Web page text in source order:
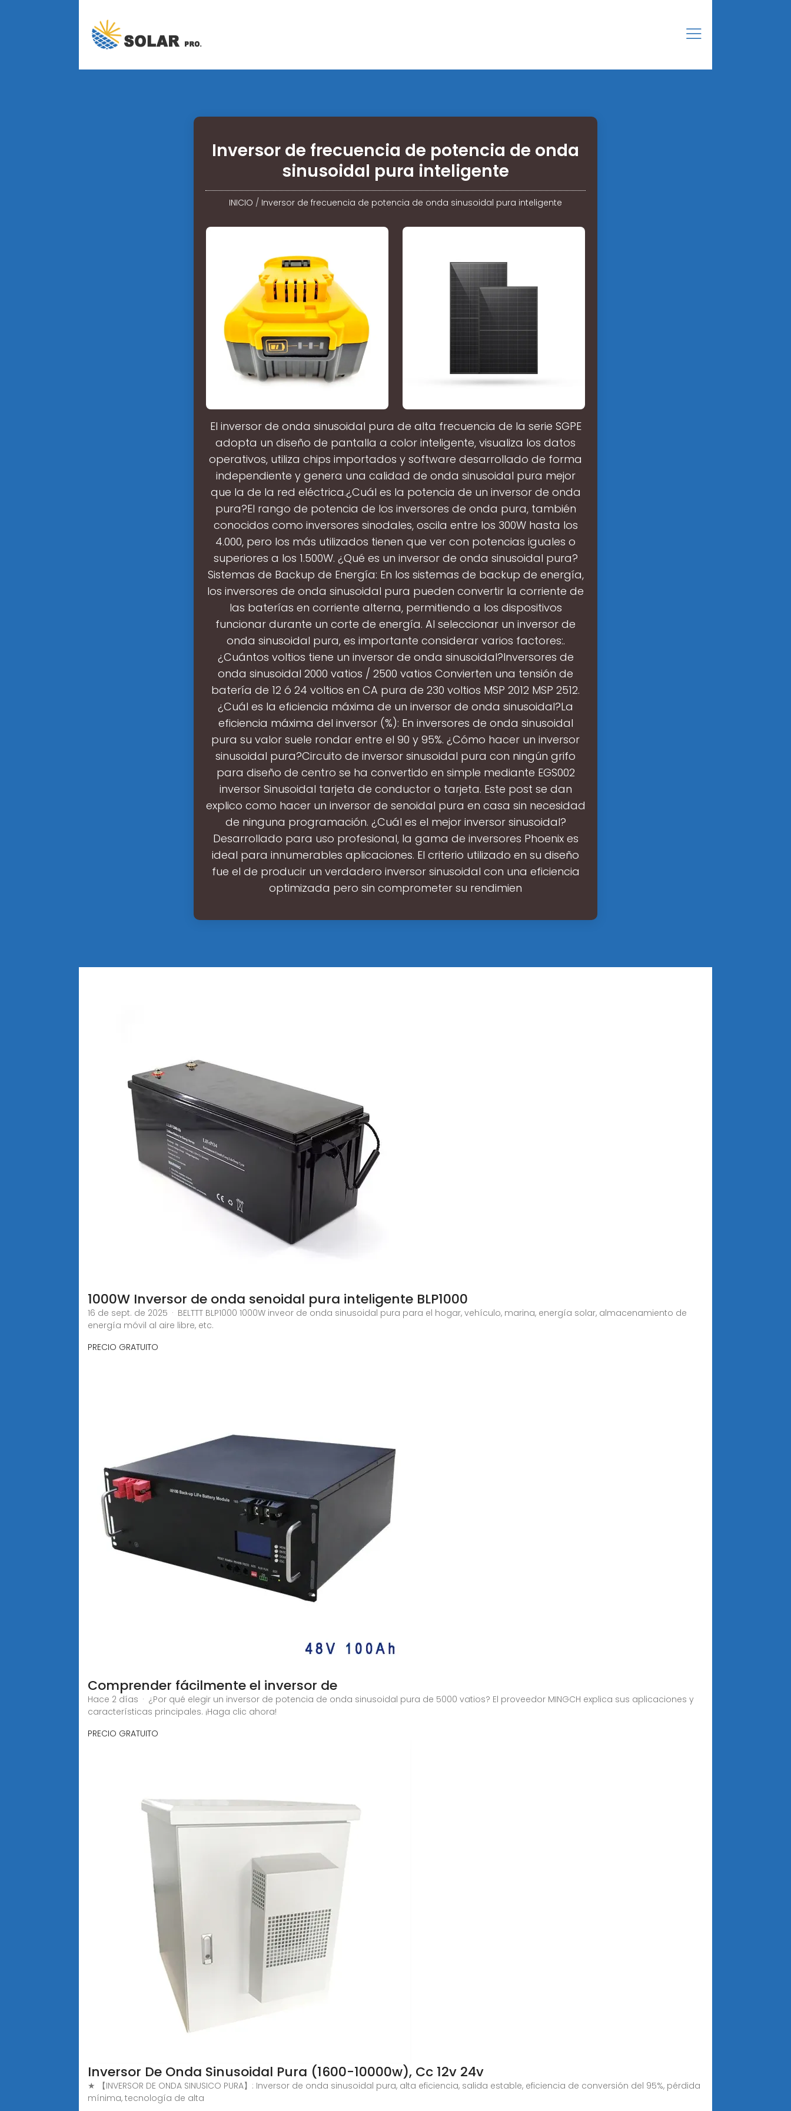
Inversor de frecuencia de potencia de onda
sinusoidal pura inteligente
INICIO / Inversor de frecuencia de potencia de onda sinusoidal pura inteligente
El inversor de onda sinusoidal pura de alta frecuencia de la serie SGPE
adopta un diseño de pantalla a color inteligente, visualiza los datos
operativos, utiliza chips importados y software desarrollado de forma
independiente y genera una calidad de onda sinusoidal pura mejor
que la de la red eléctrica.¿Cuál es la potencia de un inversor de onda
pura?El rango de potencia de los inversores de onda pura, también
conocidos como inversores sinodales, oscila entre los 300W hasta los
4.000, pero los más utilizados tienen que ver con potencias iguales o
superiores a los 1.500W. ¿Qué es un inversor de onda sinusoidal pura?
Sistemas de Backup de Energía: En los sistemas de backup de energía,
los inversores de onda sinusoidal pura pueden convertir la corriente de
las baterías en corriente alterna, permitiendo a los dispositivos
funcionar durante un corte de energía. Al seleccionar un inversor de
onda sinusoidal pura, es importante considerar varios factores:.
¿Cuántos voltios tiene un inversor de onda sinusoidal?Inversores de
onda sinusoidal 2000 vatios / 2500 vatios Convierten una tensión de
batería de 12 ó 24 voltios en CA pura de 230 voltios MSP 2012 MSP 2512.
¿Cuál es la eficiencia máxima de un inversor de onda sinusoidal?La
eficiencia máxima del inversor (%): En inversores de onda sinusoidal
pura su valor suele rondar entre el 90 y 95%. ¿Cómo hacer un inversor
sinusoidal pura?Circuito de inversor sinusoidal pura con ningún grifo
para diseño de centro se ha convertido en simple mediante EGS002
inversor Sinusoidal tarjeta de conductor o tarjeta. Este post se dan
explico como hacer un inversor de senoidal pura en casa sin necesidad
de ninguna programación. ¿Cuál es el mejor inversor sinusoidal?
Desarrollado para uso profesional, la gama de inversores Phoenix es
ideal para innumerables aplicaciones. El criterio utilizado en su diseño
fue el de producir un verdadero inversor sinusoidal con una eficiencia
optimizada pero sin comprometer su rendimien
1000W Inversor de onda senoidal pura inteligente BLP1000
16 de sept. de 2025 · BELTTT BLP1000 1000W inveor de onda sinusoidal pura para el hogar, vehículo, marina, energía solar, almacenamiento de
energía móvil al aire libre, etc.
PRECIO GRATUITO
Comprender fácilmente el inversor de
Hace 2 días · ¿Por qué elegir un inversor de potencia de onda sinusoidal pura de 5000 vatios? El proveedor MINGCH explica sus aplicaciones y
características principales. ¡Haga clic ahora!
PRECIO GRATUITO
Inversor De Onda Sinusoidal Pura (1600-10000w), Cc 12v 24v
★ 【INVERSOR DE ONDA SINUSICO PURA】: Inversor de onda sinusoidal pura, alta eficiencia, salida estable, eficiencia de conversión del 95%, pérdida
mínima, tecnología de alta